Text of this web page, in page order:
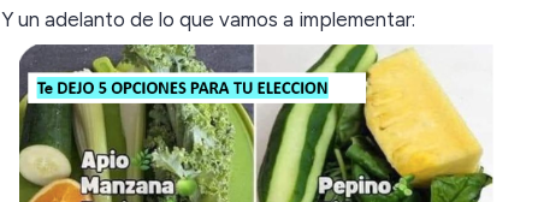
Y un adelanto de lo que vamos a implementar: